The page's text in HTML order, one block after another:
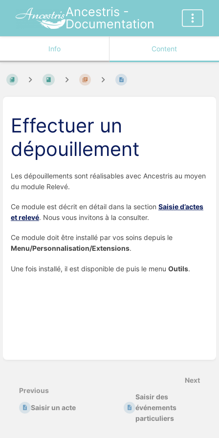
Ancestris -
Documentation
Info Content
Effectuer un
dépouillement
Les dépouillements sont réalisables avec Ancestris au moyen
du module Relevé.
Ce module est décrit en détail dans la section Saisie d’actes
et relevé. Nous vous invitons à la consulter.
Ce module doit être installé par vos soins depuis le
Menu/Personnalisation/Extensions.
Une fois installé, il est disponible de puis le menu Outils.
Previous
Saisir un acte
Next
Saisir des
événements
particuliers